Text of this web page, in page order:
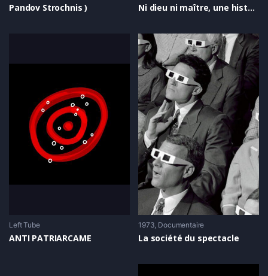
Pandov Strochnis ) Ni dieu ni maître, une histoire de l’anarchisme (version longue, parties 1 et 2)
Left Tube
ANTI PATRIARCAME
1973 Documentaire
La société du spectacle